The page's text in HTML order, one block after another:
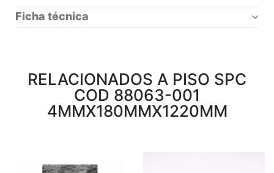
Ficha técnica
RELACIONADOS A PISO SPC
COD 88063-001
4MMX180MMX1220MM